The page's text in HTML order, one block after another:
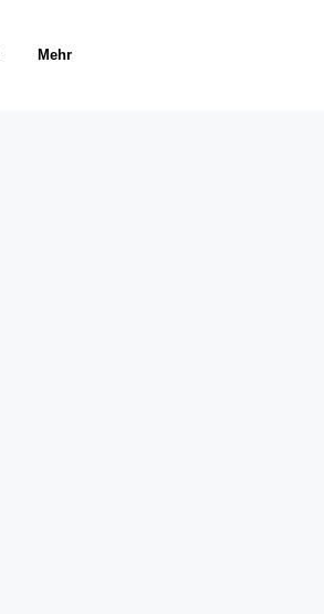
Mehr